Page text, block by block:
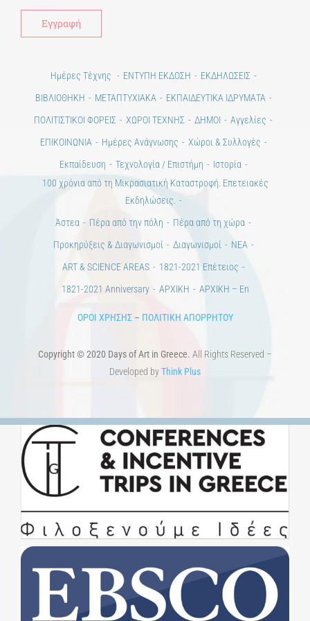
Ημέρες Τέχνης ΕΝΤΥΠΗ ΕΚΔΟΣΗ
ΕΚΔΗΛΩΣΕΙΣ
ΒΙΒΛΙΟΘΗΚΗ
ΜΕΤΑΠΤΥΧΙΑΚΑ
ΕΚΠΑΙΔΕΥΤΙΚΑ ΙΔΡΥΜΑΤΑ
ΠΟΛΙΤΙΣΤΙΚΟΙ ΦΟΡΕΙΣ
ΧΩΡΟΙ ΤΕΧΝΗΣ ΔΗΜΟΙ
Αγγελίες
ΕΠΙΚΟΙΝΩΝΙΑ
Ημέρες Ανάγνωσης
Χώροι & Συλλογές
Εκπαίδευση
Τεχνολογία / Επιστήμη
Ιστορία
100 χρόνια από τη Μικρασιατική Καταστροφή. Επετειακές
Εκδηλώσεις.
Άστεα
Πέρα από την πόλη
Πέρα από τη χώρα
Προκηρύξεις & Διαγωνισμοί
Διαγωνισμοί
ΝΕΑ
ART & SCIENCE AREAS
1821-2021 Επέτειος
1821-2021 Anniversary
ΑΡΧΙΚΗ ΑΡΧΙΚΗ – En
ΟΡΟΙ ΧΡΗΣΗΣ– ΠΟΛΙΤΙΚΗ ΑΠΟΡΡΗΤΟΥ
Copyright © 2020 Days of Art in Greece. All Rights Reserved –
Developed byThink Plus